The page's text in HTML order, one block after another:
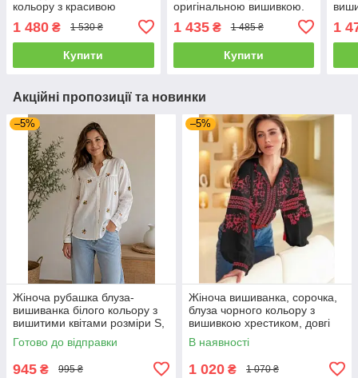
кольору з красивою
вишивкою розміри S, M, L
1 480 ₴ 1 530 ₴
Купити
оригінальною вишивкою.
1 435₴ 1 485 ₴
Купити
1
Акційні пропозиції та новинки
–5%
Жіноча рубашка блуза-
вишиванка білого кольору з
вишитими квітами розміри S,
M
Готово до відправки
945 ₴ 995 ₴
–5%
Жіноча вишиванка, сорочка,
блуза чорного кольору з
вишивкою хрестиком, довгі
рукави розміри S, M, L
В наявності
1 020 ₴ 1 070 ₴